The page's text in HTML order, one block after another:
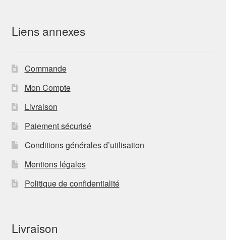
Liens annexes
Commande
Mon Compte
Livraison
Paiement sécurisé
Conditions générales d’utilisation
Mentions légales
Politique de confidentialité
Livraison